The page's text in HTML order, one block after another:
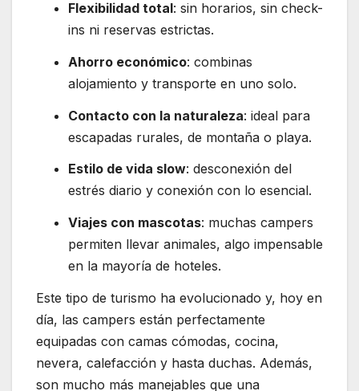
Flexibilidad total: sin horarios, sin check-
ins ni reservas estrictas.
Ahorro económico: combinas
alojamiento y transporte en uno solo.
Contacto con la naturaleza: ideal para
escapadas rurales, de montaña o playa.
Estilo de vida slow: desconexión del
estrés diario y conexión con lo esencial.
Viajes con mascotas: muchas campers
permiten llevar animales, algo impensable
en la mayoría de hoteles.
Este tipo de turismo ha evolucionado y, hoy en
día, las campers están perfectamente
equipadas con camas cómodas, cocina,
nevera, calefacción y hasta duchas. Además,
son mucho más manejables que una